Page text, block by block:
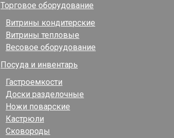
Торговое оборудование
Витрины кондитерские
Витрины тепловые
Весовое оборудование
Посуда и инвентарь
Гастроемкости
Доски разделочные
Ножи поварские
Кастрюли
Сковороды